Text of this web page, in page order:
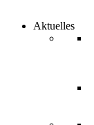
Aktuelles